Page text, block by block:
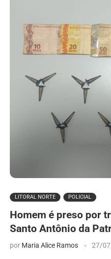
LITORAL NORTE POLICIAL
Homem é preso por
Santo Antônio da
por Maria Alice Ramos 27/